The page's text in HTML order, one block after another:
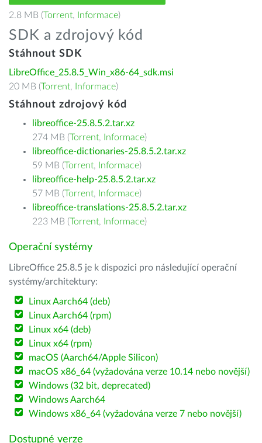
2.8 MB (Torrent, Informace)
SDK a zdrojový kód
Stáhnout SDK
LibreOffice_25.8.5_Win_x86-64_sdk.msi
20 MB (Torrent, Informace)
Stáhnout zdrojový kód
libreoffice-25.8.5.2.tar.xz
274 MB (Torrent, Informace)
libreoffice-dictionaries-25.8.5.2.tar.xz
59 MB (Torrent, Informace)
libreoffice-help-25.8.5.2.tar.xz
57 MB (Torrent, Informace)
libreoffice-translations-25.8.5.2.tar.xz
223 MB (Torrent, Informace)
Operační systémy
LibreOffice 25.8.5 je k dispozici pro následující operační
systémy/architektury:
Linux Aarch64 (deb)
Linux Aarch64 (rpm)
Linux x64 (deb)
Linux x64 (rpm)
macOS (Aarch64/Apple Silicon)
macOS x86_64 (vyžadována verze 10.14 nebo novější)
Windows (32 bit, deprecated)
Windows Aarch64
Windows x86_64 (vyžadována verze 7 nebo novější)
Dostupné verze